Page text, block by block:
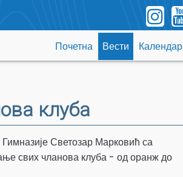
Почетна Вести Календар
клуба
Светозар Марковић са
свих чланова клуба - од оранж до